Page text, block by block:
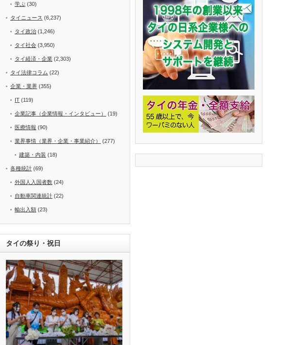
学ぶ (30)
タイニュース (6,237)
タイ政治 (1,246)
タイ社会 (3,950)
タイ経済・企業 (2,303)
タイ法律コラム (22)
企業・業界 (355)
IT (119)
企業記事（企業情報・インタビュー） (19)
医療情報 (90)
業界事情（業界・企業・事業紹介） (277)
建築・内装 (18)
各種統計 (69)
外国人入国者数 (24)
自動車関連統計 (22)
輸出入額 (23)
タイの祭り・祝日